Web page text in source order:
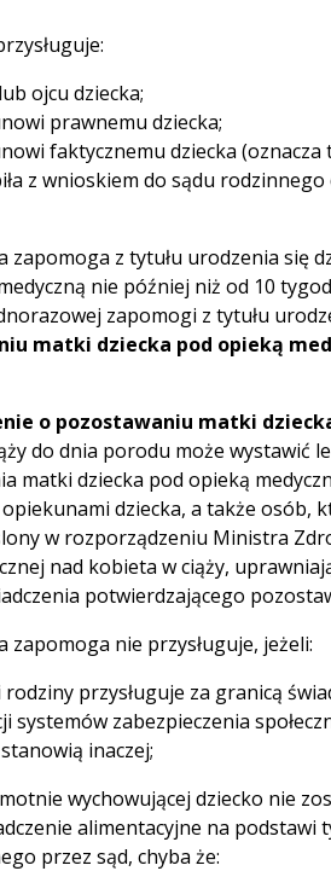
ojcu dziecka;
prawnemu dziecka;
faktycznemu dziecka
z wnioskiem do sądu
zapomoga z tytułu urodzenia się
nie później niż od 10
zapomogi z tytułu
matki dziecka pod opieką
o pozostawaniu matki
do dnia porodu może wystawić
matki dziecka pod opieką
dziecka, a także osób,
w rozporządzeniu Ministra
nad kobieta w ciąży,
potwierdzającego
zapomoga nie przysługuje, jeżeli:
rodziny przysługuje za granicą
systemów zabezpieczenia
inaczej;
wychowującej dziecko nie
alimentacyjne na podstawi
przez sąd, chyba że: